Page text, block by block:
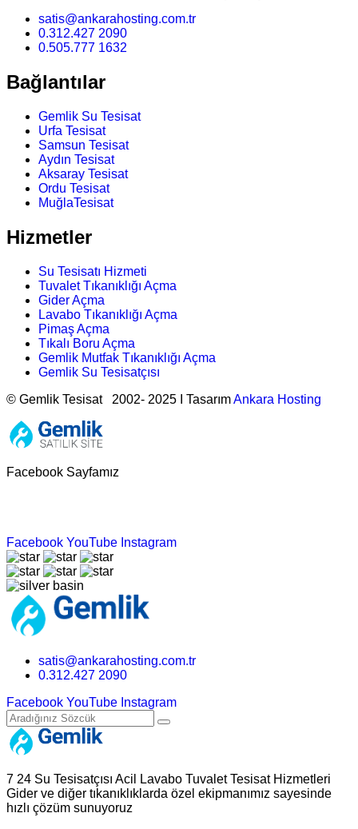
satis@ankarahosting.com.tr
0.312.427 2090
0.505.777 1632
Bağlantılar
Gemlik Su Tesisat
Urfa Tesisat
Samsun Tesisat
Aydın Tesisat
Aksaray Tesisat
Ordu Tesisat
MuğlaTesisat
Hizmetler
Su Tesisatı Hizmeti
Tuvalet Tıkanıklığı Açma
Gider Açma
Lavabo Tıkanıklığı Açma
Pimaş Açma
Tıkalı Boru Açma
Gemlik Mutfak Tıkanıklığı Açma
Gemlik Su Tesisatçısı
© Gemlik Tesisat 2002- 2025 I TasarımAnkara Hosting
Facebook Sayfamız
Facebook YouTube Instagram
satis@ankarahosting.com.tr
0.312.427 2090
Facebook YouTube Instagram
7 24 Su Tesisatçısı Acil Lavabo Tuvalet Tesisat Hizmetleri
Gider ve diğer tıkanıklıklarda özel ekipmanımız sayesinde
hızlı çözüm sunuyoruz